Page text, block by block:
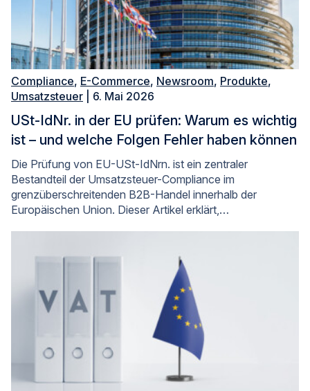
Compliance, E-Commerce, Newsroom, Produkte,
Umsatzsteuer | 6. Mai 2026
USt-IdNr. in der EU prüfen: Warum es wichtig
ist – und welche Folgen Fehler haben können
Die Prüfung von EU-USt-IdNrn. ist ein zentraler
Bestandteil der Umsatzsteuer-Compliance im
grenzüberschreitenden B2B-Handel innerhalb der
Europäischen Union. Dieser Artikel erklärt,…